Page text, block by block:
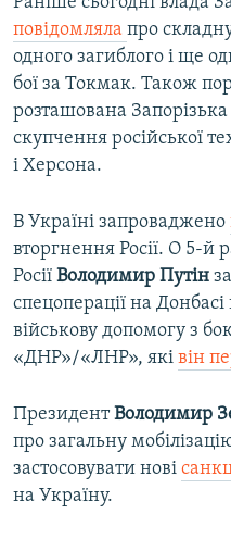
повідомляла про
одного загиблого і ще
бої за Токмак. Також
розташована
скупчення російської
і Херсона.
В Україні запроваджено
вторгнення Росії. О 5-й
Росії Володимир Путін
спецоперації на Донбасі
військову допомогу з
«ДНР»/«ЛНР», які він
ПрезидентВолодимир
про загальну
застосовувати нові
на Україну.